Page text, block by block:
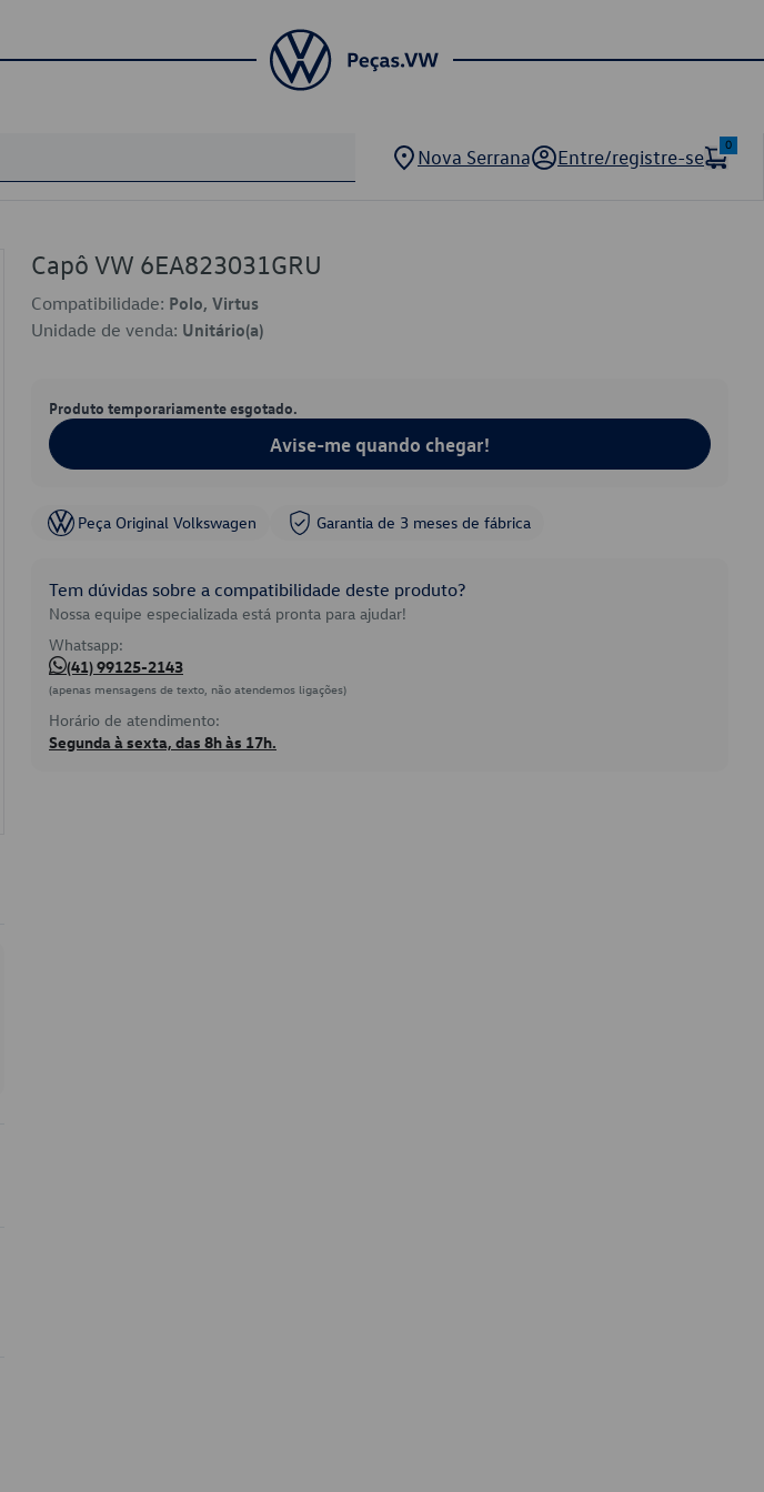
Nova Serrana Entre/registre-se
0
Capô VW 6EA823031GRU
Compatibilidade: Polo, Virtus
Unidade de venda: Unitário(a)
Produto temporariamente esgotado.
Avise-me quando chegar!
Peça Original Volkswagen Garantia de 3 meses de fábrica
Tem dúvidas sobre a compatibilidade deste produto?
Nossa equipe especializada está pronta para ajudar!
Whatsapp:
(41) 99125-2143
(apenas mensagens de texto, não atendemos ligações)
Horário de atendimento:
Segunda à sexta, das 8h às 17h.